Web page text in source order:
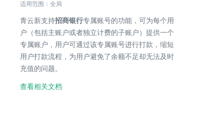
适用范围：全局
青云新支持招商银行专属账号的功能，可为每个用
户（包括主账户或者独立计费的子账户）提供一个
专属账户，用户可通过该专属账号进行打款，缩短
用户打款流程，为用户避免了余额不足却无法及时
充值的问题。
查看相关文档